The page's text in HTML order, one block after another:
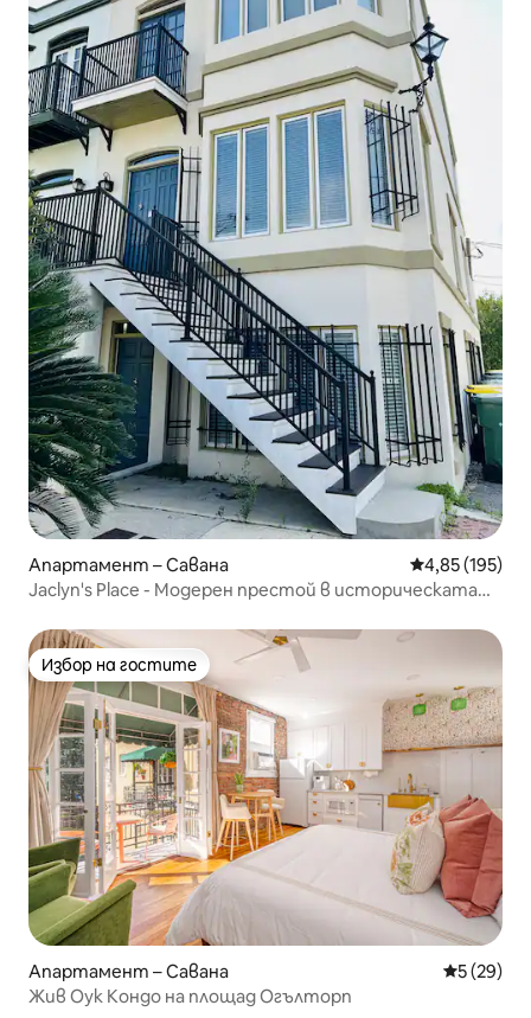
Апартамент – Савана Средна
4,85 (195)
Jaclyn's Place - Модерен престой в историческата
Избор на гостите
Избор на гостите
Апартамент – Савана Средна
5 (29)
Жив Оук Кондо на площад Огълторп